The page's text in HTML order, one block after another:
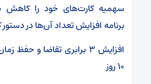
سهمیه کارت‌های خود را کاهش
برنامه افزایش تعداد آن‌ها در
افزایش ۳ برابری تقاضا و حفظ
۱۰ روز